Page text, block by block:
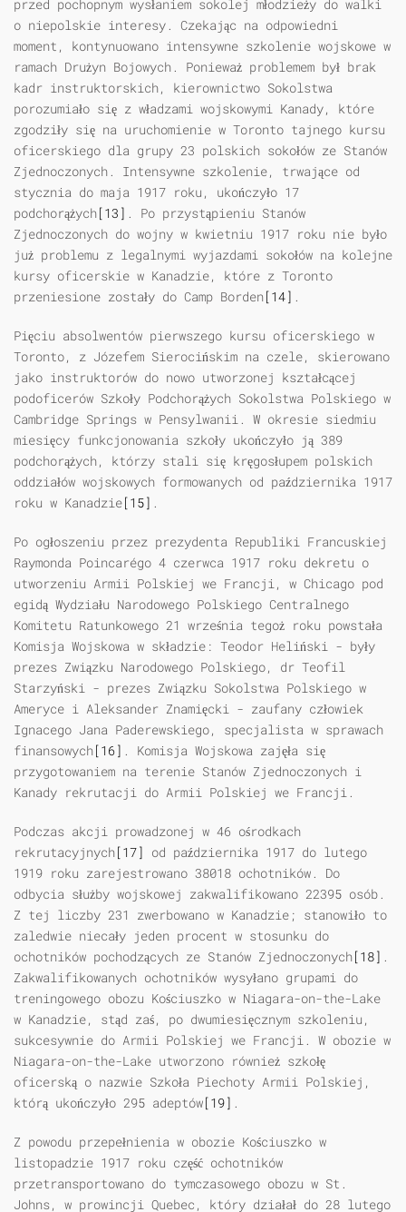
przed pochopnym wysłaniem sokolej młodzieży do walki
o niepolskie interesy. Czekając na odpowiedni
moment, kontynuowano intensywne szkolenie wojskowe w
ramach Drużyn Bojowych. Ponieważ problemem był brak
kadr instruktorskich, kierownictwo Sokolstwa
porozumiało się z władzami wojskowymi Kanady, które
zgodziły się na uruchomienie w Toronto tajnego kursu
oficerskiego dla grupy 23 polskich sokołów ze Stanów
Zjednoczonych. Intensywne szkolenie, trwające od
stycznia do maja 1917 roku, ukończyło 17
podchorążych[13] . Po przystąpieniu Stanów
Zjednoczonych do wojny w kwietniu 1917 roku nie było
już problemu z legalnymi wyjazdami sokołów na kolejne
kursy oficerskie w Kanadzie, które z Toronto
przeniesione zostały do Camp Borden[14] .
Pięciu absolwentów pierwszego kursu oficerskiego w
Toronto, z Józefem Sierocińskim na czele, skierowano
jako instruktorów do nowo utworzonej kształcącej
podoficerów Szkoły Podchorążych Sokolstwa Polskiego w
Cambridge Springs w Pensylwanii. W okresie siedmiu
miesięcy funkcjonowania szkoły ukończyło ją 389
podchorążych, którzy stali się kręgosłupem polskich
oddziałów wojskowych formowanych od października 1917
roku w Kanadzie[15] .
Po ogłoszeniu przez prezydenta Republiki Francuskiej
Raymonda Poincarégo 4 czerwca 1917 roku dekretu o
utworzeniu Armii Polskiej we Francji, w Chicago pod
egidą Wydziału Narodowego Polskiego Centralnego
Komitetu Ratunkowego 21 września tegoż roku powstała
Komisja Wojskowa w składzie: Teodor Heliński - były
prezes Związku Narodowego Polskiego, dr Teofil
Starzyński - prezes Związku Sokolstwa Polskiego w
Ameryce i Aleksander Znamięcki - zaufany człowiek
Ignacego Jana Paderewskiego, specjalista w sprawach
finansowych[16] . Komisja Wojskowa zajęła się
przygotowaniem na terenie Stanów Zjednoczonych i
Kanady rekrutacji do Armii Polskiej we Francji.
Podczas akcji prowadzonej w 46 ośrodkach
rekrutacyjnych[17] od października 1917 do lutego
1919 roku zarejestrowano 38018 ochotników. Do
odbycia służby wojskowej zakwalifikowano 22395 osób.
Z tej liczby 231 zwerbowano w Kanadzie; stanowiło to
zaledwie niecały jeden procent w stosunku do
ochotników pochodzących ze Stanów Zjednoczonych[18] .
Zakwalifikowanych ochotników wysyłano grupami do
treningowego obozu Kościuszko w Niagara-on-the-Lake
w Kanadzie, stąd zaś, po dwumiesięcznym szkoleniu,
sukcesywnie do Armii Polskiej we Francji. W obozie w
Niagara-on-the-Lake utworzono również szkołę
oficerską o nazwie Szkoła Piechoty Armii Polskiej,
którą ukończyło 295 adeptów[19] .
Z powodu przepełnienia w obozie Kościuszko w
listopadzie 1917 roku część ochotników
przetransportowano do tymczasowego obozu w St.
Johns, w prowincji Quebec, który działał do 28 lutego